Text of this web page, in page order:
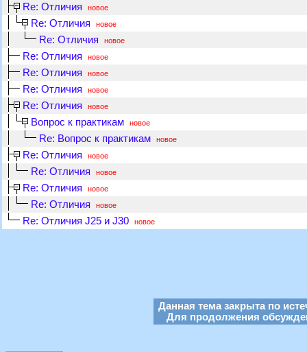
Re: Отличия новое
Re: Отличия новое
Re: Отличия новое
Re: Отличия новое
Re: Отличия новое
Re: Отличия новое
Re: Отличия новое
Вопрос к практикам новое
Re: Вопрос к практикам новое
Re: Отличия новое
Re: Отличия новое
Re: Отличия новое
Re: Отличия новое
Re: Отличия J25 и J30 новое
Данная тема закрыта по
Для продолжения